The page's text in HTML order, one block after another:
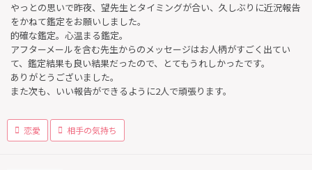
やっとの思いで昨夜、望先生とタイミングが合い、久しぶりに近況報告
をかねて鑑定をお願いしました。
的確な鑑定。心温まる鑑定。
アフターメールを含む先生からのメッセージはお人柄がすごく出てい
て、鑑定結果も良い結果だったので、とてもうれしかったです。
ありがとうございました。
また次も、いい報告ができるように2人で頑張ります。
恋愛 相手の気持ち